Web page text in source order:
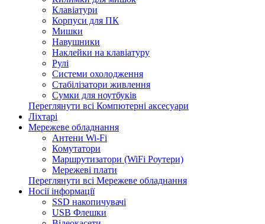
Клавіатури
Корпуси для ПК
Мишки
Навушники
Наклейки на клавіатуру
Рулі
Системи охолодження
Стабілізатори живлення
Сумки для ноутбуків
Переглянути всі Компютерні аксесуари
Ліхтарі
Мережеве обладнання
Антени Wi-Fi
Комутатори
Маршрутизатори (WiFi Роутери)
Мережеві плати
Переглянути всі Мережеве обладнання
Носії інформації
SSD накопичувачі
USB Флешки